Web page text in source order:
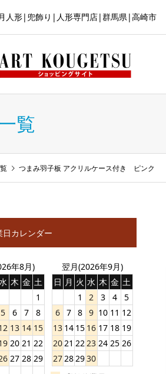
人形|兜飾り|人形専門店|群馬県|高崎市
覧
つまみ羽子板 アクリルケース付き ピンク
日カレンダー
年8月)
木 金 土
1
5 6 7
8
13 14 15
20 21 22
27 28 29
翌月(2026年9月)
日 月 火 水 木 金 土
1
2 3 4
5
6 7 8 9 10 11 12
13 14 15 16 17 18 19
2021 2223 24 25 26
27282930